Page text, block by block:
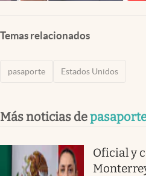
Temas relacionados
pasaporte Estados Unidos
Más noticias de
Oficial y